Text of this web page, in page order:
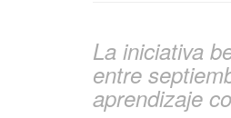
La iniciativa
entre
aprendizaje